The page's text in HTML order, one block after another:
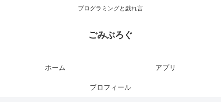
プログラミングと戯れ言
ごみぶろぐ
ホーム アプリ
プロフィール